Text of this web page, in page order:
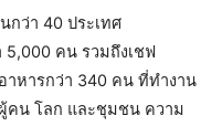
ว่า 40 ประเทศ
คน รวมถึงเชฟ
หารกว่า 340 คน ที่ทำงาน
คน โลก และชุมชน ความ